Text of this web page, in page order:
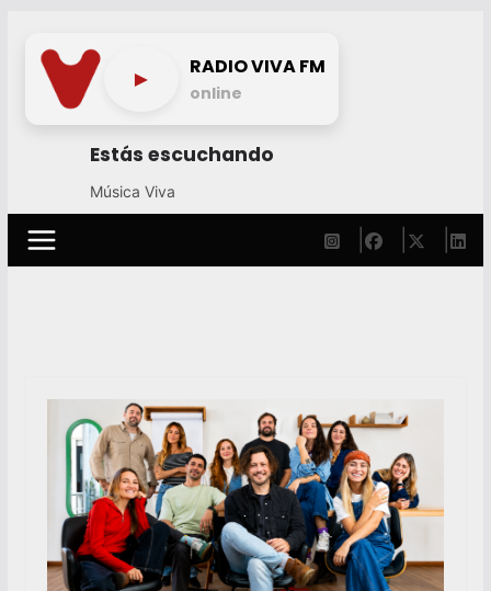
content
► RADIO VIVA FM
online
Estás escuchando
Música Viva